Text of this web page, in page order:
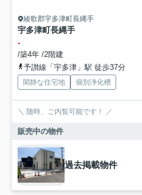
綾歌郡宇多津町長縄手
宇多津町長縄手
-
/築4年 /2階建
予讃線「宇多津」駅 徒歩37分
閑静な住宅地 個別浄化槽
＼ 随時、ご内覧可能です！ ／
販売中の物件
過去掲載物件